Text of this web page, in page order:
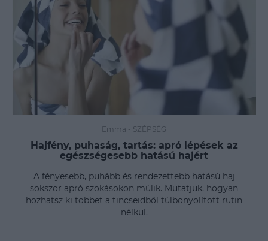
Emma - SZÉPSÉG
Hajfény, puhaság, tartás: apró lépések az
egészségesebb hatású hajért
A fényesebb, puhább és rendezettebb hatású haj
sokszor apró szokásokon múlik. Mutatjuk, hogyan
hozhatsz ki többet a tincseidből túlbonyolított rutin
nélkül.